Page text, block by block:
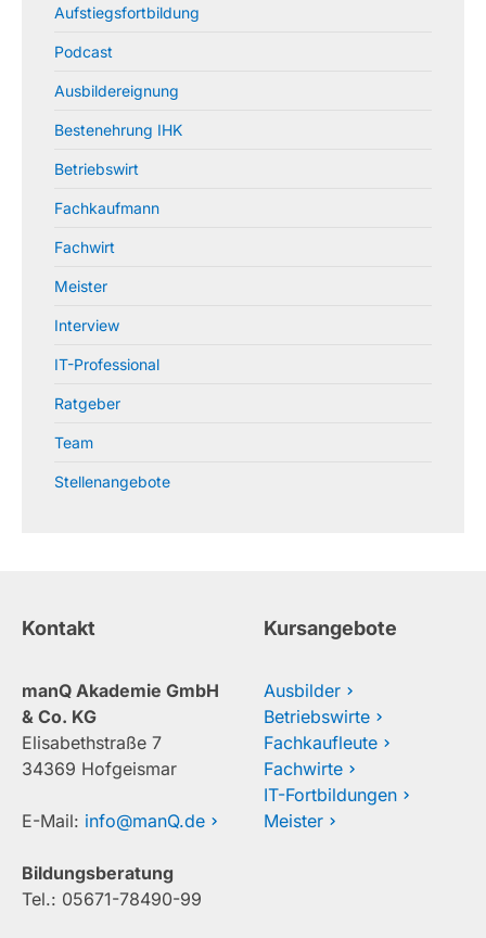
Aufstiegsfortbildung
Podcast
Ausbildereignung
Bestenehrung IHK
Betriebswirt
Fachkaufmann
Fachwirt
Meister
Interview
IT-Professional
Ratgeber
Team
Stellenangebote
Kontakt
manQ Akademie GmbH
& Co. KG
Elisabethstraße 7
34369 Hofgeismar
E-Mail: info@manQ.de
Bildungsberatung
Tel.: 05671-78490-99
Kursangebote
Ausbilder
Betriebswirte
Fachkaufleute
Fachwirte
IT-Fortbildungen
Meister